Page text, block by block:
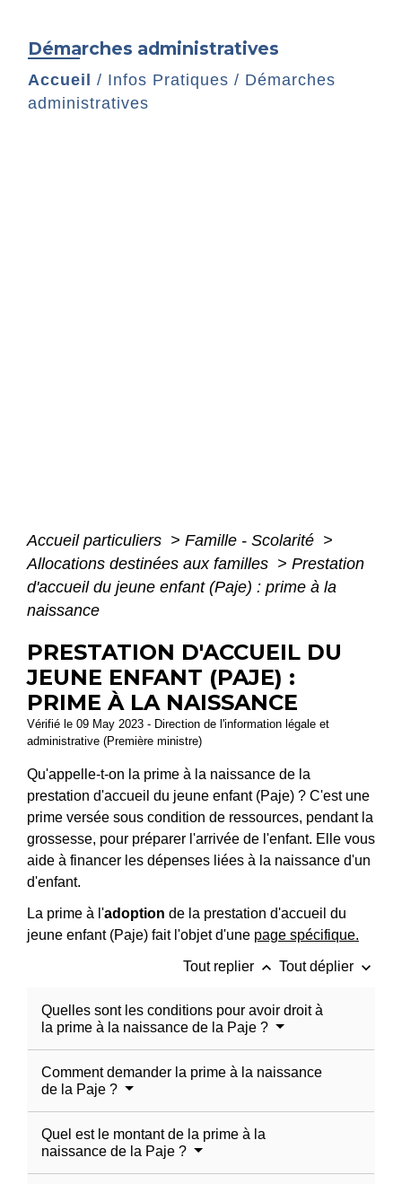
Démarches administratives
Accueil / Infos Pratiques / Démarches
administratives
Accueil particuliers > Famille - Scolarité >
Allocations destinées aux familles > Prestation
d'accueil du jeune enfant (Paje) : prime à la
naissance
PRESTATION D'ACCUEIL DU
JEUNE ENFANT (PAJE) :
PRIME À LA NAISSANCE
Vérifié le 09 May 2023 - Direction de l'information légale et
administrative (Première ministre)
Qu'appelle-t-on la prime à la naissance de la
prestation d'accueil du jeune enfant (Paje) ? C'est une
prime versée sous condition de ressources, pendant la
grossesse, pour préparer l'arrivée de l'enfant. Elle vous
aide à financer les dépenses liées à la naissance d'un
d'enfant.
La prime à l'adoption de la prestation d'accueil du
jeune enfant (Paje) fait l'objet d'une page spécifique.
Tout replier keyboard_arrow_up Tout déplier keyboard_arrow_down
Quelles sont les conditions pour avoir droit à
la prime à la naissance de la Paje ?
Comment demander la prime à la naissance
de la Paje ?
Quel est le montant de la prime à la
naissance de la Paje ?